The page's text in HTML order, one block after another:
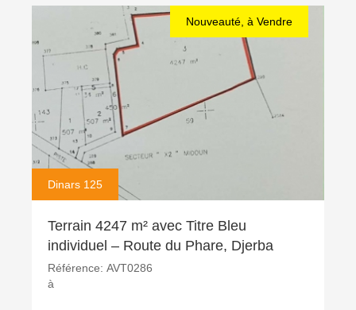
Nouveauté, à Vendre
Dinars 125
Terrain 4247 m² avec Titre Bleu
individuel – Route du Phare, Djerba
Référence: AVT0286
à